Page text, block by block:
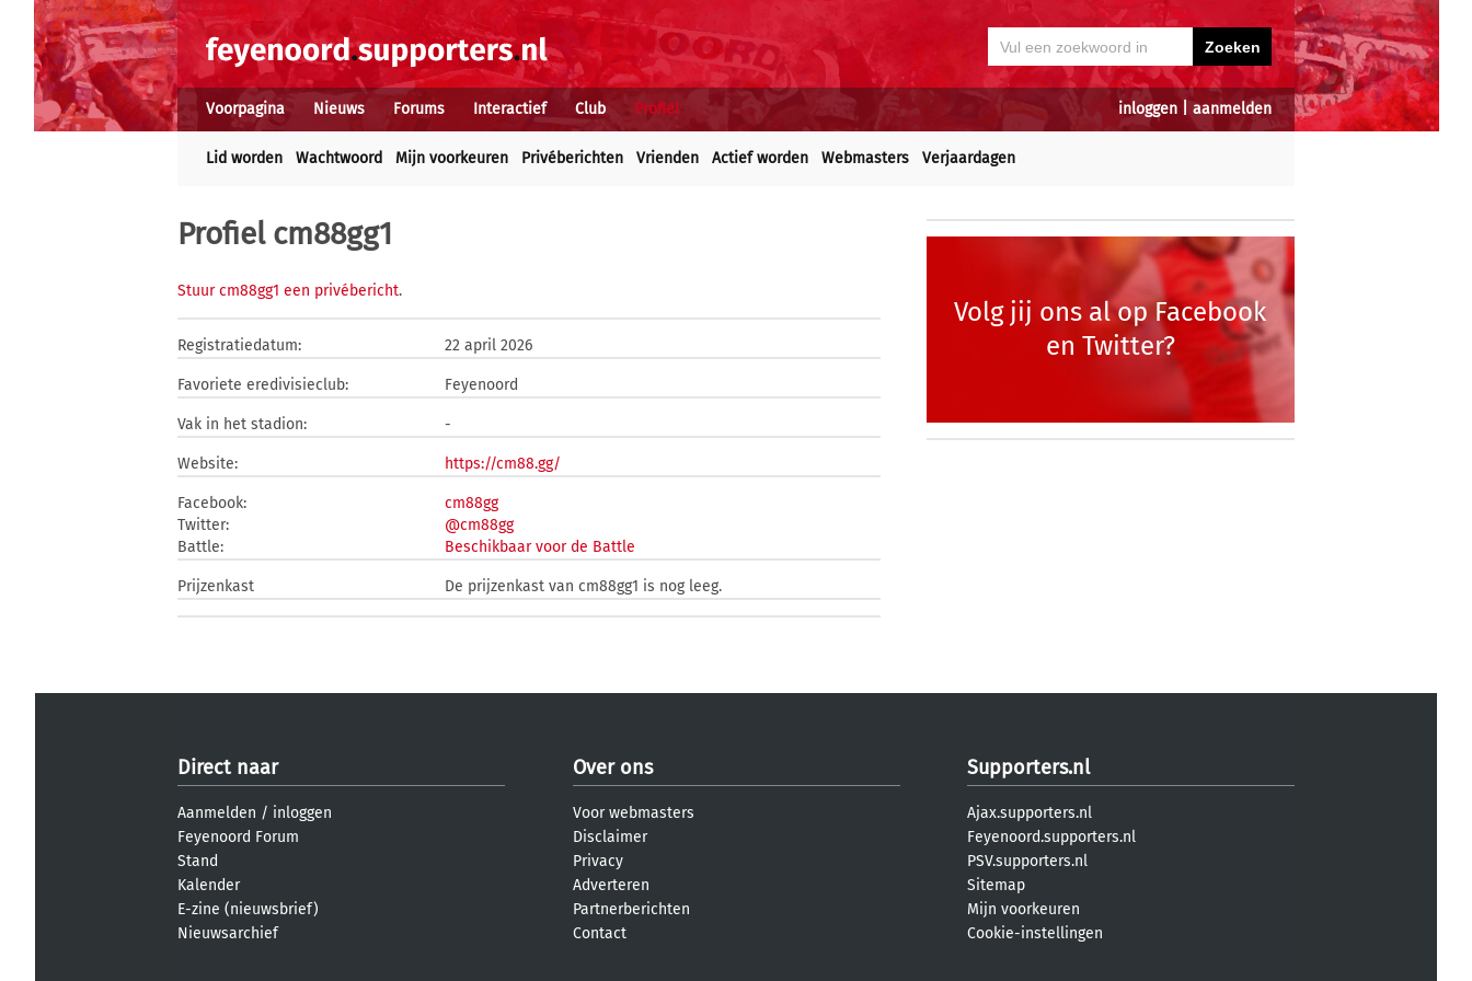
inloggen aanmelden
Voorpagina Nieuws Forums Interactief Club Profiel
Lid worden Wachtwoord Mijn voorkeuren Privéberichten Vrienden Actief worden Webmasters Verjaardagen
Profiel cm88gg1
Stuur cm88gg1 een privébericht.
Registratiedatum: 22 april 2026
Favoriete eredivisieclub: Feyenoord
Vak in het stadion: -
Website: https://cm88.gg/
Facebook:
cm88gg
Twitter:
@cm88gg
Battle:
Beschikbaar voor de Battle
Prijzenkast De prijzenkast van cm88gg1 is nog leeg.
Volg jij ons al op Facebook
en Twitter?
Direct naar
Aanmelden / inloggen
Feyenoord Forum
Stand
Kalender
E-zine (nieuwsbrief)
Nieuwsarchief
Over ons
Voor webmasters
Disclaimer
Privacy
Adverteren
Partnerberichten
Contact
Supporters.nl
Ajax.supporters.nl
Feyenoord.supporters.nl
PSV.supporters.nl
Sitemap
Mijn voorkeuren
Cookie-instellingen